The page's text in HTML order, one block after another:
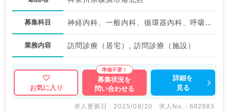
募集科目 神経内科、一般内科、循環器内科、呼吸器内科、消化器内科、内分泌・代謝内科、腎臓内科、老年内科、血液内科、膠原病科
業務内容 訪問診療（居宅）, 訪問診療（施設）
お気に入り
募集状況を
問い合わせる
詳細を
見る
求人更新日 : 2025/08/20 求人No. : 662883